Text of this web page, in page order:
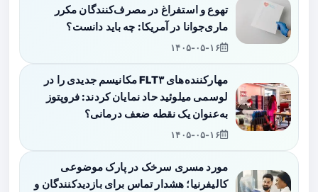
تهوع و استفراغ در مصرف‌کنندگان مکرر
ماری‌جوانا در آمریکا: چه باید دانست؟
۱۴۰۵-۰۵-۱۶
مهارکننده‌های FLT۳ مکانیسم جدیدی را در
لوسمی میلوئید حاد نمایان کردند: فروپتوز
به‌عنوان یک نقطه ضعف درمانی؟
۱۴۰۵-۰۵-۱۶
مورد مسری سرخک در پارک موضوعی
کالیفرنیا؛ هشدار تماس برای بازدیدکنندگان و